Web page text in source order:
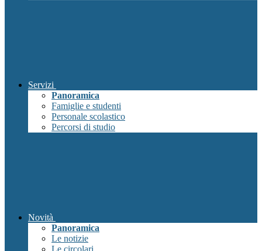
Servizi
Panoramica
Famiglie e studenti
Personale scolastico
Percorsi di studio
Novità
Panoramica
Le notizie